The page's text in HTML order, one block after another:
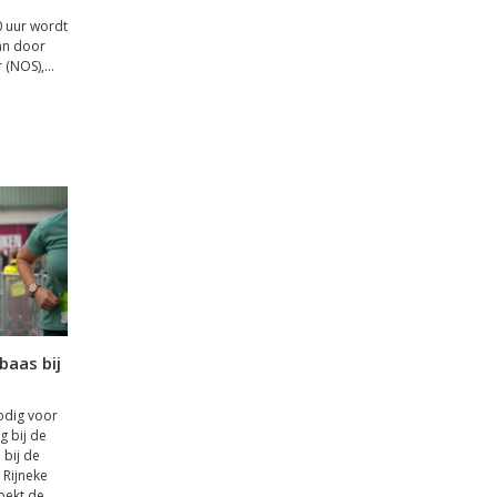
uur wordt
door
bij
voor
bij de
bij de